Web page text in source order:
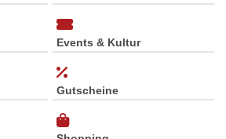
Events & Kultur
Gutscheine